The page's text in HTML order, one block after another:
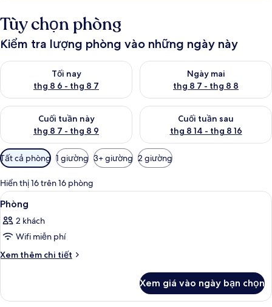
Tùy chọn phòng
Kiểm tra lượng phòng vào những ngày này
Tối nay
thg 8 6 - thg 8 7
Kiểm tra lượng phòng tối nay từ thg 8 6 - thg 8 7
Ngày mai
thg 8 7 - thg 8 8
Kiểm tra lượng phòng ngày
Cuối tuần này
thg 8 7 - thg 8 9
Kiểm tra lượng phòng cuối tuần này từ thg 8 7 - thg 8 9
Cuối tuần sau
thg 8 14 - thg 8 16
Kiểm tra lượng phòng cuối
Bộ
lọc
có
thể
dùng
để
lọc
tìm
phòng
Tất cả phòng 1 giường 3+ giường 2 giường
Hiển thị 16 trên 16 phòng
Xem
tất
cả
ảnh
Phòng
Chăn bông, minibar, két bảo mật tại
24
Phòng
2 khách
Wifi miễn phí
Xem thêm chi tiết
Chi
Phòng
Xem giá vào ngày bạn chọn